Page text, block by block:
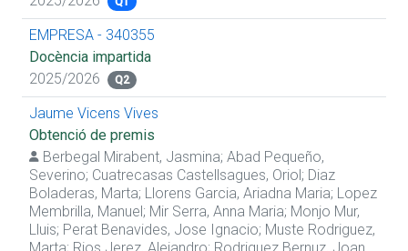
EMPRESA - 340355
Docència impartida
2025/2026
Q2
Jaume Vicens Vives
Obtenció de premis
Berbegal Mirabent, Jasmina; Abad Pequeño,
Severino; Cuatrecasas Castellsagues, Oriol; Diaz
Boladeras, Marta; Llorens Garcia, Ariadna Maria; Lopez
Membrilla, Manuel; Mir Serra, Anna Maria; Monjo Mur,
Lluis; Perat Benavides, Jose Ignacio; Muste Rodriguez,